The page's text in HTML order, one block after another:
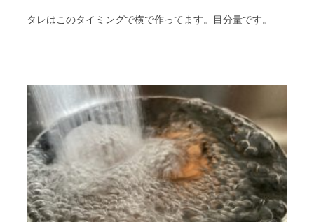
タレはこのタイミングで横で作ってます。目分量です。